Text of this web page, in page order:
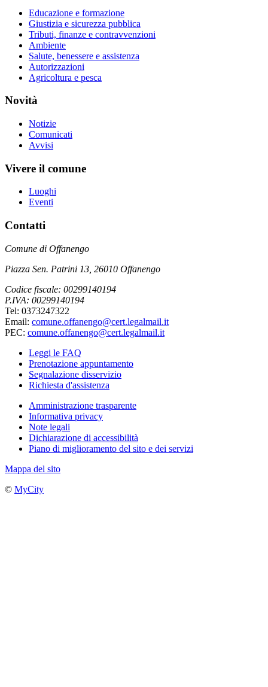
Educazione e formazione
Giustizia e sicurezza pubblica
Tributi, finanze e contravvenzioni
Ambiente
Salute, benessere e assistenza
Autorizzazioni
Agricoltura e pesca
Novità
Notizie
Comunicati
Avvisi
Vivere il comune
Luoghi
Eventi
Contatti
Comune di Offanengo
Piazza Sen. Patrini 13, 26010 Offanengo
Codice fiscale: 00299140194
P.IVA: 00299140194
Tel: 0373247322
Email: comune.offanengo@cert.legalmail.it
PEC: comune.offanengo@cert.legalmail.it
Leggi le FAQ
Prenotazione appuntamento
Segnalazione disservizio
Richiesta d'assistenza
Amministrazione trasparente
Informativa privacy
Note legali
Dichiarazione di accessibilità
Piano di miglioramento del sito e dei servizi
Mappa del sito
© MyCity